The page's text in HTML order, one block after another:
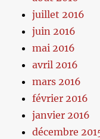
juillet 2016
juin 2016
mai 2016
avril 2016
mars 2016
février 2016
janvier 2016
décembre